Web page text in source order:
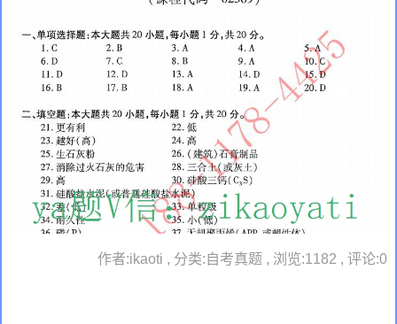
作者:ikaoti , 分类:自考真题 , 浏览:1182 , 评论:0